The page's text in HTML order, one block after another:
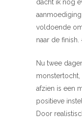
dacht ik nog
voldoende
naar de finish.
Nu twee
monstertocht,
afzien is een
positieve
Door